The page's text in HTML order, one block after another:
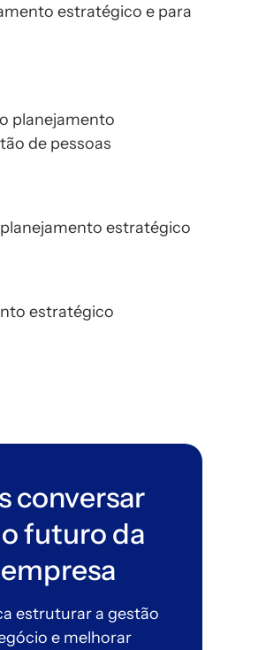
estratégico e para
planejamento
de pessoas
estratégico
estratégico
conversar
futuro da
estruturar a gestão
e melhorar